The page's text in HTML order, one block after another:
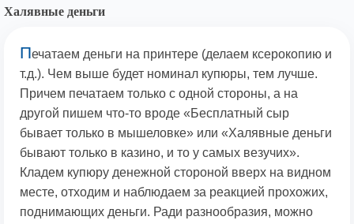
Халявные деньги
Печатаем деньги на принтере (делаем ксерокопию и
т.д.). Чем выше будет номинал купюры, тем лучше.
Причем печатаем только с одной стороны, а на
другой пишем что-то вроде «Бесплатный сыр
бывает только в мышеловке» или «Халявные деньги
бывают только в казино, и то у самых везучих».
Кладем купюру денежной стороной вверх на видном
месте, отходим и наблюдаем за реакцией прохожих,
поднимающих деньги. Ради разнообразия, можно